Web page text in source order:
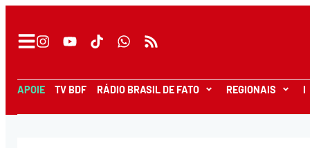
APOIE TV BDF RÁDIO BRASIL DE FATO REGIONAIS I